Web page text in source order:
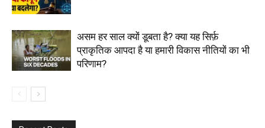
असम हर साल क्यों डूबता है? क्या यह सिर्फ़
प्राकृतिक आपदा है या हमारी विकास नीतियों का भी
परिणाम?